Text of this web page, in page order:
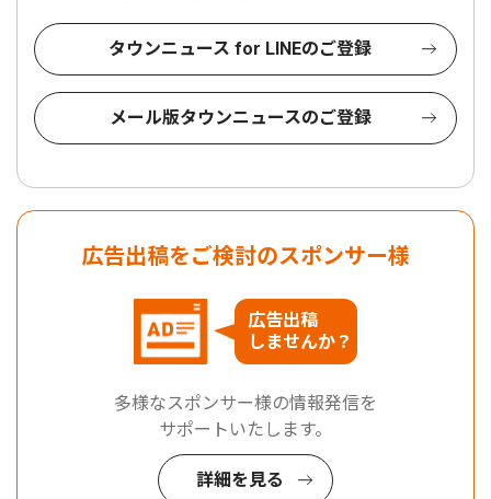
タウンニュース for LINEのご登録
メール版タウンニュースのご登録
広告出稿をご検討のスポンサー様
広告出稿
しませんか？
多様なスポンサー様の情報発信を
サポートいたします。
詳細を見る